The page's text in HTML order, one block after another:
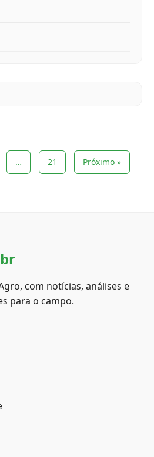
… 21 Próximo »
com notícias, análises e
para o campo.